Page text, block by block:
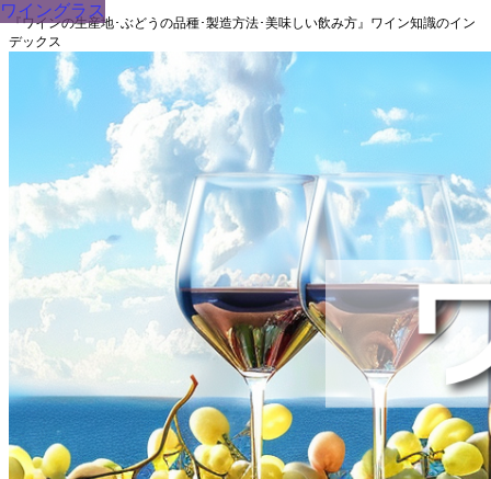
『ワインの生産地･ぶどうの品種･製造方法･美味しい飲み方』ワイン知識のイン
デックス
ワイングラス